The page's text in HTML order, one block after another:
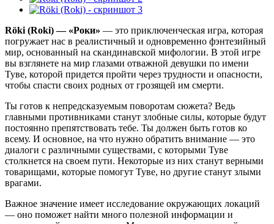
Röki (Roki) — «Роки» — это приключенческая игра, которая
погружает нас в реалистичный и одновременно фэнтезийный
мир, основанный на скандинавской мифологии. В этой игре
вы взглянете на мир глазами отважной девушки по имени
Туве, которой придется пройти через трудности и опасности,
чтобы спасти своих родных от грозящей им смерти.
Ты готов к непредсказуемым поворотам сюжета? Ведь
главными противниками станут злобные силы, которые будут
постоянно препятствовать тебе. Ты должен быть готов ко
всему. И основное, на что нужно обратить внимание — это
диалоги с различными существами, с которыми Туве
столкнется на своем пути. Некоторые из них станут верными
товарищами, которые помогут Туве, но другие станут злыми
врагами.
Важное значение имеет исследование окружающих локаций
— оно поможет найти много полезной информации и